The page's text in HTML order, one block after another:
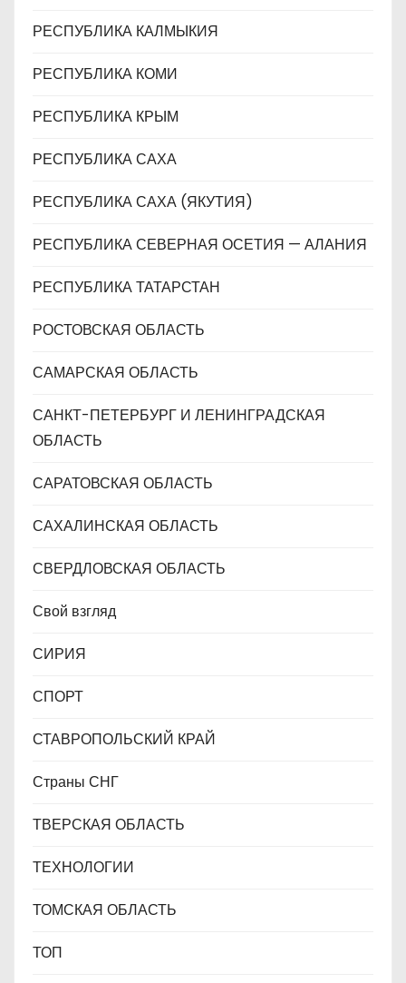
РЕСПУБЛИКА КАЛМЫКИЯ
РЕСПУБЛИКА КОМИ
РЕСПУБЛИКА КРЫМ
РЕСПУБЛИКА САХА
РЕСПУБЛИКА САХА (ЯКУТИЯ)
РЕСПУБЛИКА СЕВЕРНАЯ ОСЕТИЯ — АЛАНИЯ
РЕСПУБЛИКА ТАТАРСТАН
РОСТОВСКАЯ ОБЛАСТЬ
САМАРСКАЯ ОБЛАСТЬ
САНКТ-ПЕТЕРБУРГ И ЛЕНИНГРАДСКАЯ
ОБЛАСТЬ
САРАТОВСКАЯ ОБЛАСТЬ
САХАЛИНСКАЯ ОБЛАСТЬ
СВЕРДЛОВСКАЯ ОБЛАСТЬ
Свой взгляд
СИРИЯ
СПОРТ
СТАВРОПОЛЬСКИЙ КРАЙ
Страны СНГ
ТВЕРСКАЯ ОБЛАСТЬ
ТЕХНОЛОГИИ
ТОМСКАЯ ОБЛАСТЬ
ТОП